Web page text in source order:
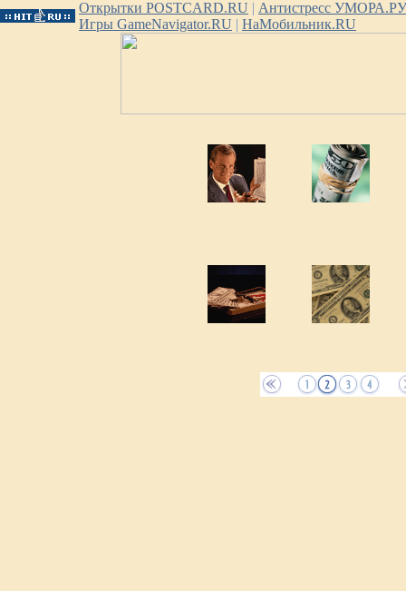
Открытки POSTCARD.RU | Антистресс УМОРА.РУ
Игры GameNavigator.RU | НаМобильник.RU